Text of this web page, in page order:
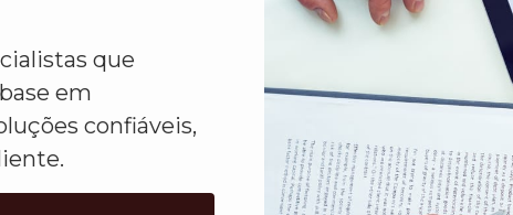
que
em
confiáveis,